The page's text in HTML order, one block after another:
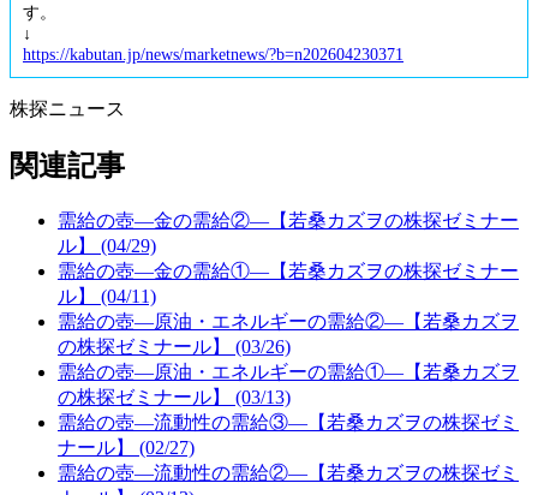
す。
↓
https://kabutan.jp/news/marketnews/?b=n202604230371
株探ニュース
関連記事
需給の壺―金の需給②―【若桑カズヲの株探ゼミナー
ル】 (04/29)
需給の壺―金の需給①―【若桑カズヲの株探ゼミナー
ル】 (04/11)
需給の壺―原油・エネルギーの需給②―【若桑カズヲ
の株探ゼミナール】 (03/26)
需給の壺―原油・エネルギーの需給①―【若桑カズヲ
の株探ゼミナール】 (03/13)
需給の壺―流動性の需給③―【若桑カズヲの株探ゼミ
ナール】 (02/27)
需給の壺―流動性の需給②―【若桑カズヲの株探ゼミ